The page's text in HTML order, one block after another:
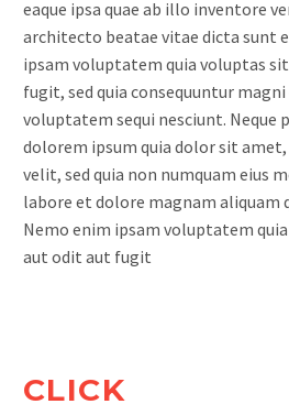
eaque ipsa quae ab illo inventore
architecto beatae vitae dicta sunt
ipsam voluptatem quia voluptas
fugit, sed quia consequuntur
voluptatem sequi nesciunt. Neque
dolorem ipsum quia dolor sit
velit, sed quia non numquam eius
labore et dolore magnam aliquam
Nemo enim ipsam voluptatem
aut odit aut fugit
CLICK